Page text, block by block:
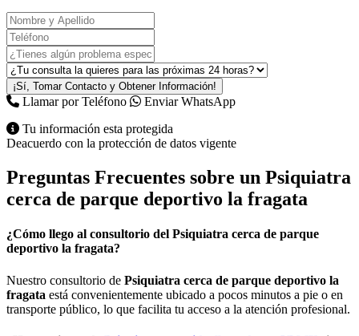
¡Sí, Tomar Contacto y Obtener Información!
Llamar por Teléfono
Enviar WhatsApp
Tu información esta protegida
Deacuerdo con la protección de datos vigente
Preguntas Frecuentes sobre un Psiquiatra
cerca de parque deportivo la fragata
¿Cómo llego al consultorio del Psiquiatra cerca de parque
deportivo la fragata?
Nuestro consultorio de Psiquiatra cerca de parque deportivo la
fragata está convenientemente ubicado a pocos minutos a pie o en
transporte público, lo que facilita tu acceso a la atención profesional.